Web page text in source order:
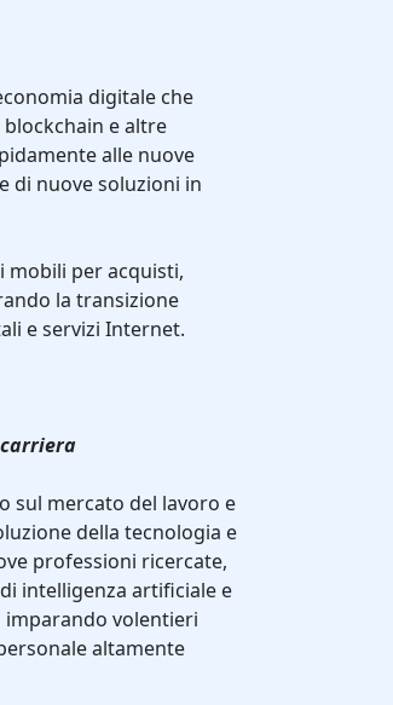
digitale che
e altre
alle nuove
di nuove soluzioni in
mobili per acquisti,
la transizione
e servizi Internet.
sul mercato del lavoro e
della tecnologia e
professioni ricercate,
intelligenza artificiale e
imparando volentieri
altamente